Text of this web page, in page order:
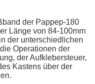
der Pappep-180
Länge von 84-100mm
der unterschiedlichen
Operationen der
der Aufklebersteuer,
Kastens über der